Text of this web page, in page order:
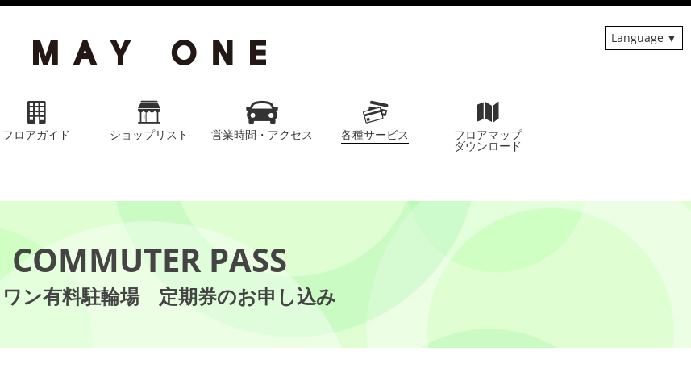
フロアガイド ショップリスト 営業時間・アクセス 各種サービス フロアマップ
ダウンロード
Language
COMMUTER PASS